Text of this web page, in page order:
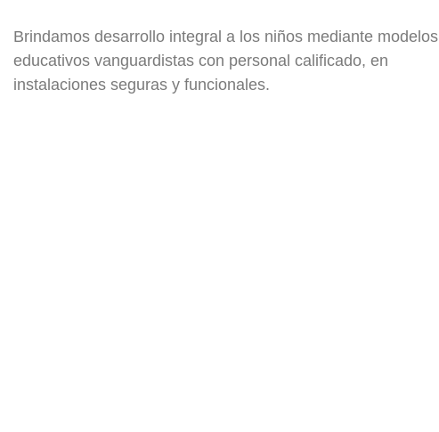
Brindamos desarrollo integral a los niños mediante modelos
educativos vanguardistas con personal calificado, en
instalaciones seguras y funcionales.